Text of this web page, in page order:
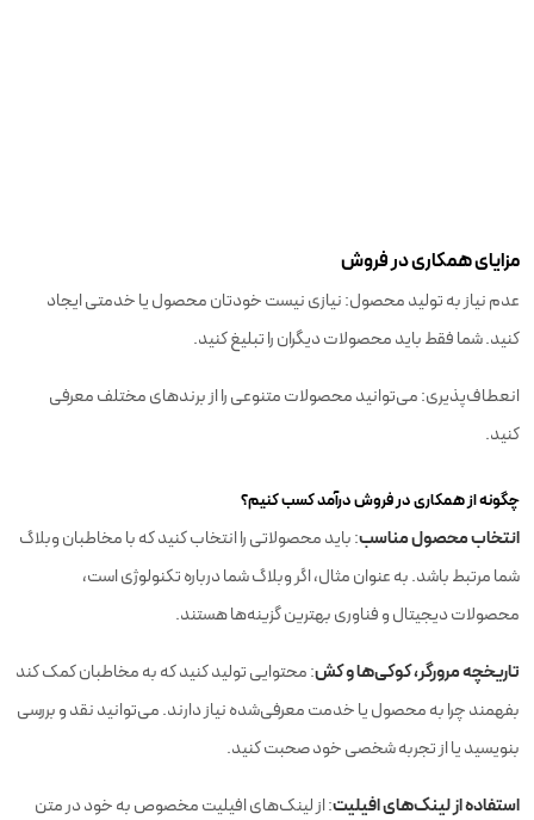
مزایای همکاری در فروش
عدم نیاز به تولید محصول: نیازی نیست خودتان محصول یا خدمتی ایجاد
کنید. شما فقط باید محصولات دیگران را تبلیغ کنید.
انعطاف‌پذیری: می‌توانید محصولات متنوعی را از برندهای مختلف معرفی
کنید.
چگونه از همکاری در فروش درآمد کسب کنیم؟
انتخاب محصول مناسب: باید محصولاتی را انتخاب کنید که با مخاطبان وبلاگ
شما مرتبط باشد. به عنوان مثال، اگر وبلاگ شما درباره تکنولوژی است،
محصولات دیجیتال و فناوری بهترین گزینه‌ها هستند.
تاریخچه مرورگر، کوکی‌ها و کش: محتوایی تولید کنید که به مخاطبان کمک کند
بفهمند چرا به محصول یا خدمت معرفی‌شده نیاز دارند. می‌توانید نقد و بررسی
بنویسید یا از تجربه شخصی خود صحبت کنید.
استفاده از لینک‌های افیلیت: از لینک‌های افیلیت مخصوص به خود در متن